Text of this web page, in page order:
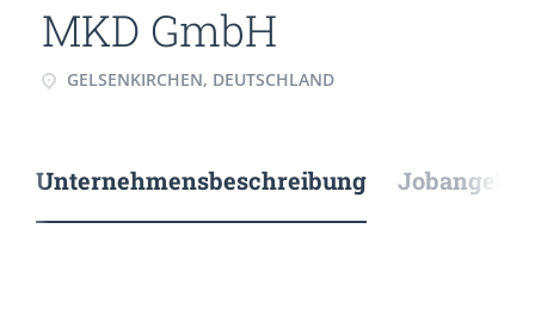
MKD GmbH
GELSENKIRCHEN, DEUTSCHLAND
Unternehmensbeschreibung